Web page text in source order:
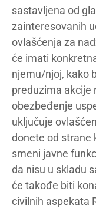
sastavljena od
zainteresovanih
ovlašćenja za
će imati
njemu/njoj, kako
preduzima akcije
obezbeđenje
uključuje
donete od strane
smeni javne
da nisu u skladu
će takođe biti
civilnih aspekata